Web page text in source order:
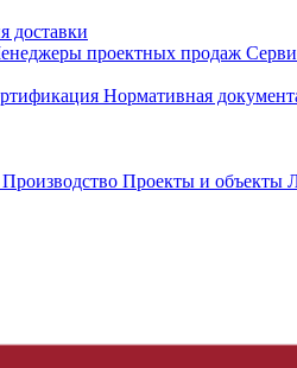
доставки
проектных продаж
Нормативная
Производство Проекты и объекты